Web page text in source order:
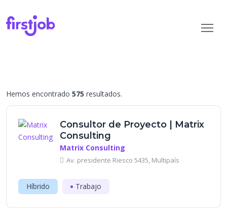
Hemos encontrado 575 resultados.
Consultor de Proyecto | Matrix
Consulting
Matrix Consulting
Av. presidente Riesco 5435, Multipaís
Híbrido Trabajo